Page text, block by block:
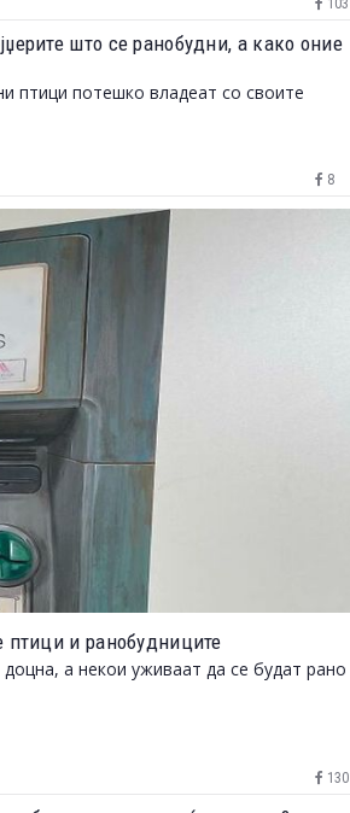
103
што се ранобудни, а како оние
птици потешко владеат со своите
8
ФОТОГРАФ НА ДИВИОТ СВЕТ НА
птици и ранобудниците
а некои уживаат да се будат рано
130